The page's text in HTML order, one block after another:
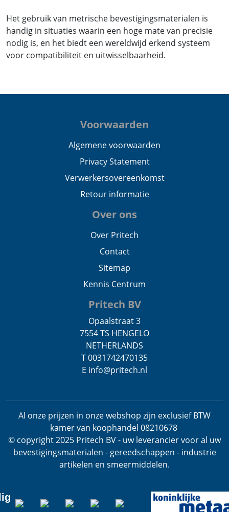
Het gebruik van metrische bevestigingsmaterialen is
handig in situaties waarin een hoge mate van precisie
nodig is, en het biedt een wereldwijd erkend systeem
voor compatibiliteit en uitwisselbaarheid.
Voorwaarden
Algemene voorwaarden
Privacy Statement
Verwerkersovereenkomst
Retour informatie
Over ons
Over Pritech
Contact
Sitemap
Kennis Centrum
Pritech BV
Opaalstraat 3
7554 TS HENGELO
NETHERLANDS
T 0031742470135
E info@pritech.nl
Al onze prijzen in onze webshop zijn exclusief BTW
kamer van koophandel 08210678.
© copyright 2025 Pritech BV - uw leverancier voor al uw
bevestigingsmaterialen - gereedschappen - industrie
artikelen en smeermiddelen.